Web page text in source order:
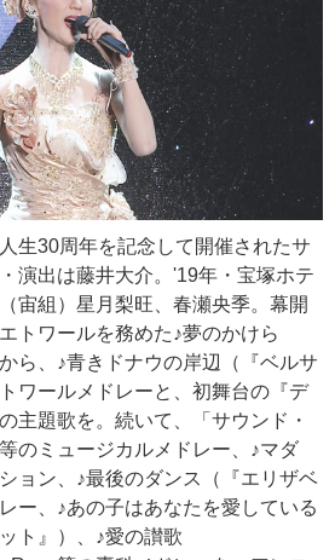
生30周年を記念して開催されたサ
演出は藤井大介。'19年・宝塚ホテ
宙組）星月梨旺、春瀬央季。幕開
トワールを務めた♪夢のかけら
ら、♪青きドナウの岸辺（『ベルサ
ワールメドレーと、初舞台の『デ
主題歌を。続いて、「サウンド・
のミュージカルメドレー、♪マダ
ョン、♪最後のダンス（『エリザベ
ー、♪あの子はあなたを愛している
ト』）、♪愛の讃歌